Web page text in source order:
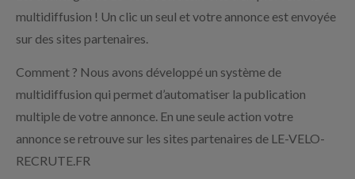
multidiffusion ! Un clic un seul et votre annonce est envoyée
sur des sites partenaires.
Comment ? Nous avons développé un système de
multidiffusion qui permet d’automatiser la publication
multiple de votre annonce. En une seule action votre
annonce se retrouve sur les sites partenaires de LE-VELO-
RECRUTE.FR